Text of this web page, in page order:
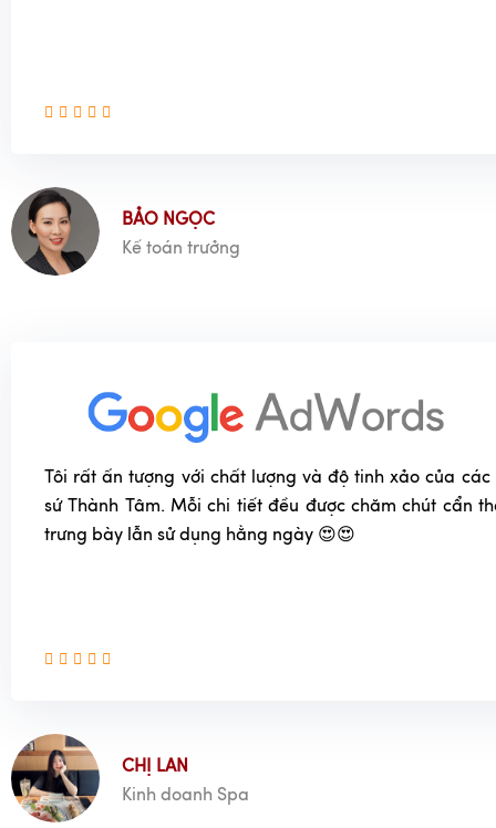
BẢO NGỌC
Kế toán trưởng
Tôi rất ấn tượng với chất lượng và độ tinh xảo của
sứ Thành Tâm. Mỗi chi tiết đều được chăm chút cẩn
trưng bày lẫn sử dụng hằng ngày 😍😍
CHỊ LAN
Kinh doanh Spa